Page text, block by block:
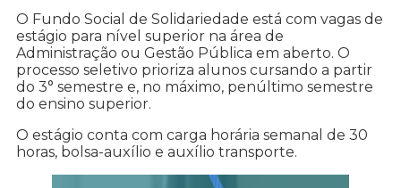
O Fundo Social de Solidariedade está com vagas de
estágio para nível superior na área de
Administração ou Gestão Pública em aberto. O
processo seletivo prioriza alunos cursando a partir
do 3° semestre e, no máximo, penúltimo semestre
do ensino superior.
O estágio conta com carga horária semanal de 30
horas, bolsa-auxílio e auxílio transporte.